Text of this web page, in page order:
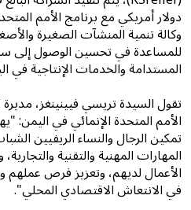
دولار أمريكي مع برنامج الأمم
للمساعدة في تحسين الوصول إلى
المستدامة والخدمات الإنتاجية في
تقول السيدة تريسي فيينينغز،
الأمم المتحدة الإنمائي في اليمن:
تمكين الرجال والنساء الريفيين
المهارات المهنية والتقنية
الأعمال لديهم، وتعزيز فرص عملهم
في الانتعاش الاقتصادي المحلي".